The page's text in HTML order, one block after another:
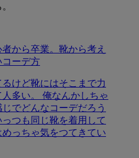
から卒業。靴から考え
コーデ方
けど靴にはそこまで力
多い。 俺なんかしちゃ
でどんなコーデだろう
つも同じ靴を着用して
っちゃ気をつてきてい